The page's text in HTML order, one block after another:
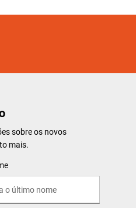
sobre os novos
mais.